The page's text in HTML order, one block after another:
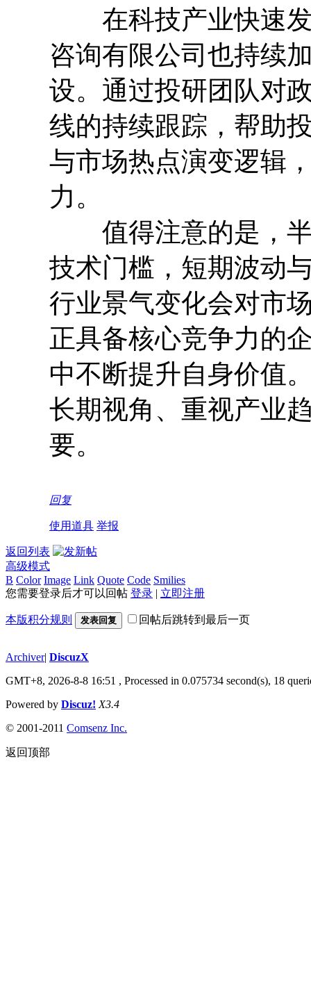
在科技产业快速发
咨询有限公司也持续
设。通过投研团队对
线的持续跟踪，帮助
与市场热点演变逻辑
力。
值得注意的是，半
技术门槛，短期波动
行业景气变化会对市
正具备核心竞争力的
中不断提升自身价值
长期视角、重视产业
要。
回复
使用道具 举报
返回列表
高级模式
B Color Image Link Quote Code Smilies
您需要登录后才可以回帖 登录 | 立即注册
本版积分规则 发表回复 回帖后跳转到最后一页
Archiver| DiscuzX
GMT+8, 2026-8-8 16:51 , Processed in 0.075734 second(s), 18
Powered by Discuz! X3.4
© 2001-2011 Comsenz Inc.
返回顶部